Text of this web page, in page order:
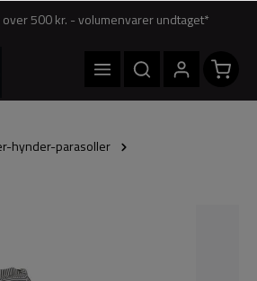
500 kr. - volumenvarer undtaget*
hynder-parasoller